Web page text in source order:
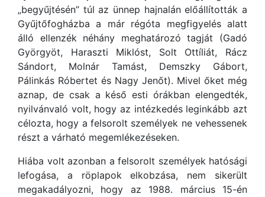
„begyűjtésén” túl az ünnep hajnalán előállították a
Gyűjtőfogházba a már régóta megfigyelés alatt
álló ellenzék néhány meghatározó tagját (Gadó
Györgyöt, Haraszti Miklóst, Solt Ottíliát, Rácz
Sándort, Molnár Tamást, Demszky Gábort,
Pálinkás Róbertet és Nagy Jenőt). Mivel őket még
aznap, de csak a késő esti órákban elengedték,
nyilvánvaló volt, hogy az intézkedés leginkább azt
célozta, hogy a felsorolt személyek ne vehessenek
részt a várható megemlékezéseken.
Hiába volt azonban a felsorolt személyek hatósági
lefogása, a röplapok elkobzása, nem sikerült
megakadályozni, hogy az 1988. március 15-én